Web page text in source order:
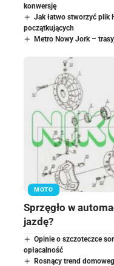
konwersję
Jak łatwo stworzyć plik
początkujących
Metro Nowy Jork –
MOTO
Sprzęgło w
jazdę?
Opinie o szczoteczce
opłacalność
Rosnący trend